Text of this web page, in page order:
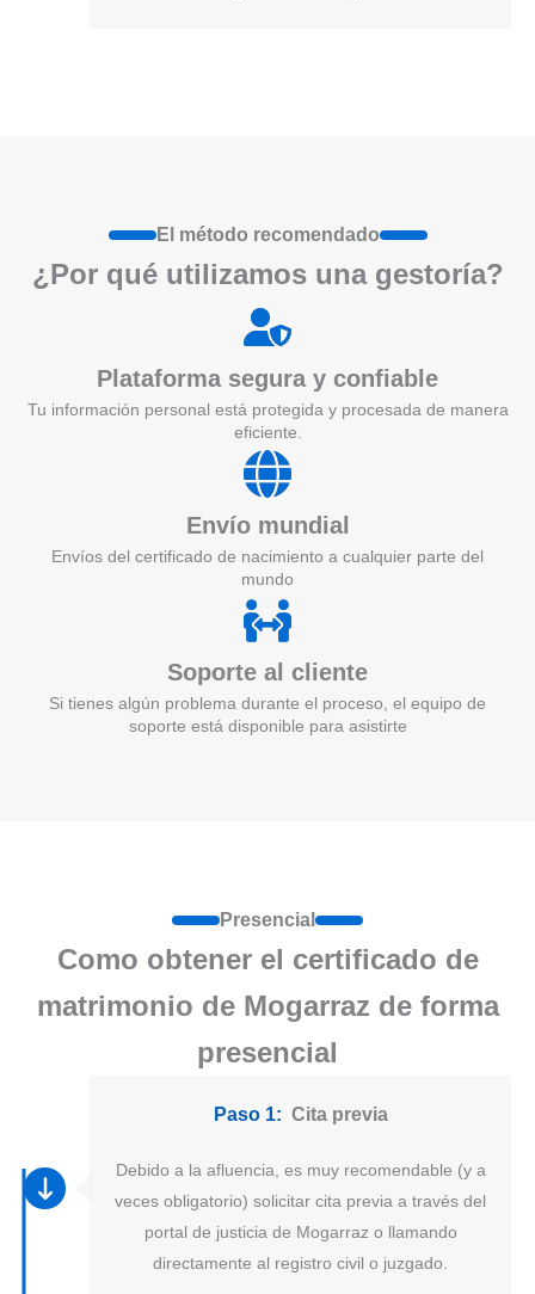
El método recomendado
¿Por qué utilizamos una gestoría?
Plataforma segura y confiable
Tu información personal está protegida y procesada de manera
eficiente.
Envío mundial
Envíos del certificado de nacimiento a cualquier parte del
mundo
Soporte al cliente
Si tienes algún problema durante el proceso, el equipo de
soporte está disponible para asistirte
Presencial
Como obtener el certificado de
matrimonio de Mogarraz de forma
presencial
Paso 1: Cita previa
Debido a la afluencia, es muy recomendable (y a
veces obligatorio) solicitar cita previa a través del
portal de justicia de Mogarraz o llamando
directamente al registro civil o juzgado.